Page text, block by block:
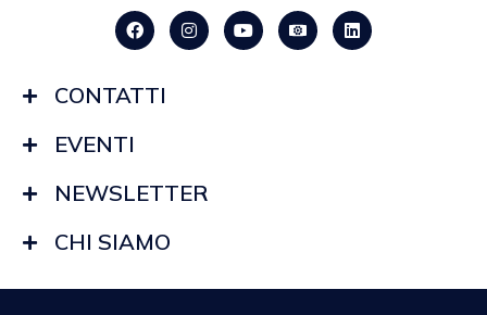
CONTATTI
EVENTI
NEWSLETTER
CHI SIAMO